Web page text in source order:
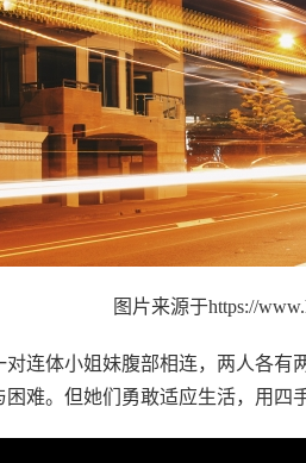
图片来源于https://
对连体小姐妹腹部相连，两人各
难。但她们勇敢适应生活，用四